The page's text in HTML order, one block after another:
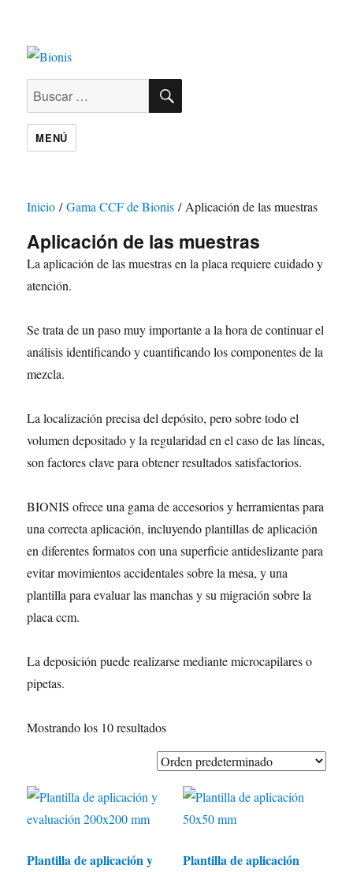
Buscar
por:
BUSCAR
MENÚ
Inicio /Gama CCF de Bionis / Aplicación de las muestras
Aplicación de las muestras
La aplicación de las muestras en la placa requiere cuidado y
atención.
Se trata de un paso muy importante a la hora de continuar el
análisis identificando y cuantificando los componentes de la
mezcla.
La localización precisa del depósito, pero sobre todo el
volumen depositado y la regularidad en el caso de las líneas,
son factores clave para obtener resultados satisfactorios.
BIONIS ofrece una gama de accesorios y herramientas para
una correcta aplicación, incluyendo plantillas de aplicación
en diferentes formatos con una superficie antideslizante para
evitar movimientos accidentales sobre la mesa, y una
plantilla para evaluar las manchas y su migración sobre la
placa ccm.
La deposición puede realizarse mediante microcapilares o
pipetas.
Mostrando los 10 resultados
Plantilla de aplicación y
Plantilla de aplicación